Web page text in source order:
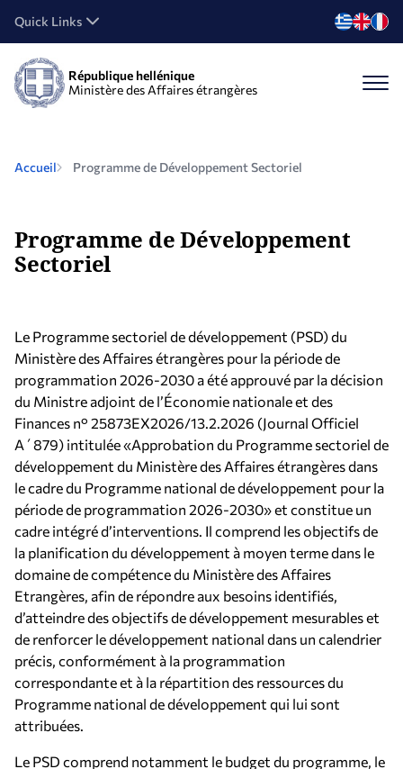
Quick Links
République hellénique
Ministère des Affaires étrangères
Accueil Programme de Développement Sectoriel
Programme de Développement
Sectoriel
Le Programme sectoriel de développement (PSD) du
Ministère des Affaires étrangères pour la période de
programmation 2026-2030 a été approuvé par la décision
du Ministre adjoint de l’Économie nationale et des
Finances n° 25873EX2026/13.2.2026 (Journal Officiel
A΄879) intitulée «Approbation du Programme sectoriel de
développement du Ministère des Affaires étrangères dans
le cadre du Programme national de développement pour la
période de programmation 2026-2030» et constitue un
cadre intégré d’interventions. Il comprend les objectifs de
la planification du développement à moyen terme dans le
domaine de compétence du Ministère des Affaires
Εtrangères, afin de répondre aux besoins identifiés,
d’atteindre des objectifs de développement mesurables et
de renforcer le développement national dans un calendrier
précis, conformément à la programmation
correspondante et à la répartition des ressources du
Programme national de développement qui lui sont
attribuées.
Le PSD comprend notamment le budget du programme, le